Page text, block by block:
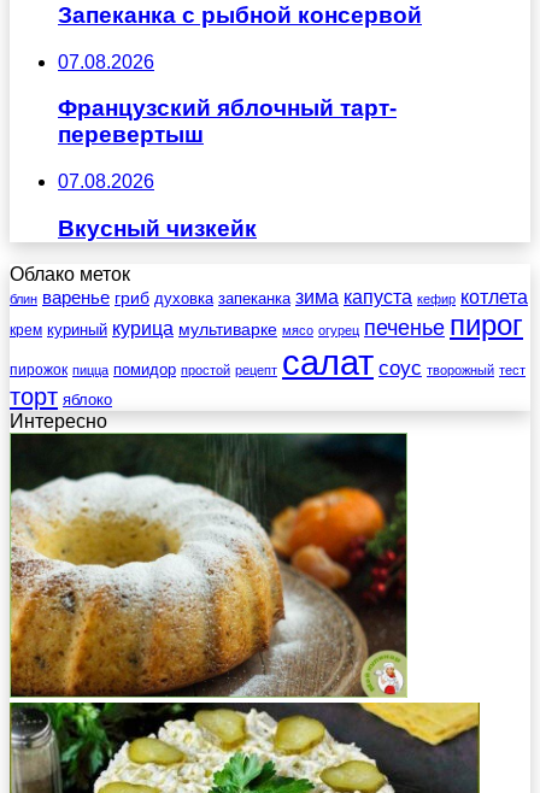
Запеканка с рыбной консервой
07.08.2026
Французский яблочный тарт-
перевертыш
07.08.2026
Вкусный чизкейк
Облако меток
блин варенье гриб духовка запеканка зима капуста кефир котлета
крем куриный курица мультиварке мясо огурец печенье пирог
пирожок пицца помидор простой рецепт салат соус творожный тест
торт яблоко
Интересно